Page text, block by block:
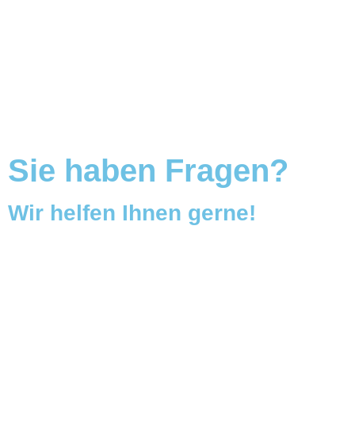
Sie haben Fragen?
Wir helfen Ihnen gerne!